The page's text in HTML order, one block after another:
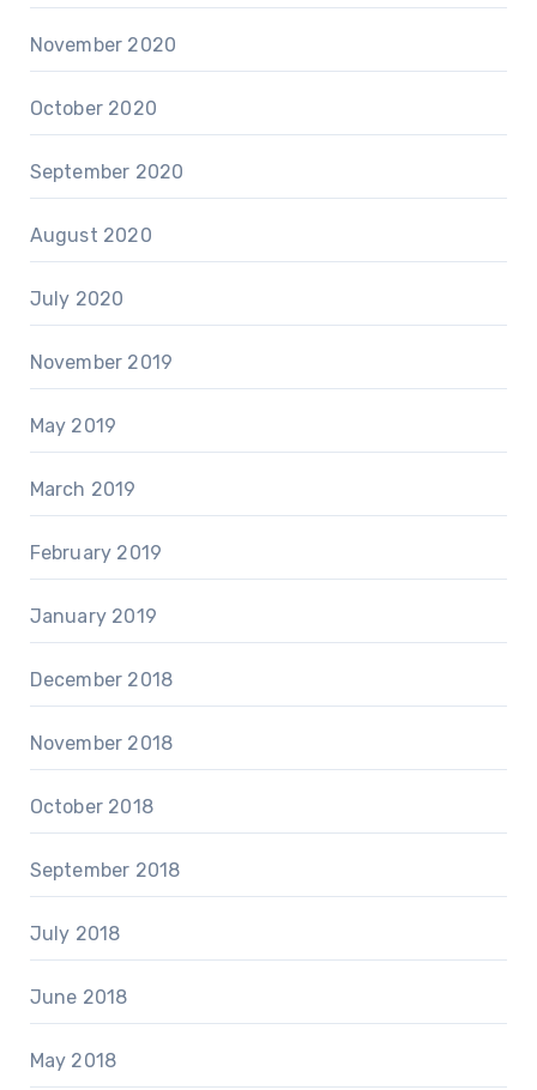
November 2020
October 2020
September 2020
August 2020
July 2020
November 2019
May 2019
March 2019
February 2019
January 2019
December 2018
November 2018
October 2018
September 2018
July 2018
June 2018
May 2018